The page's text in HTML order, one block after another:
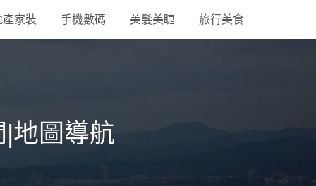
產家裝 手機數碼 美髮美睫 旅行美食
地圖導航